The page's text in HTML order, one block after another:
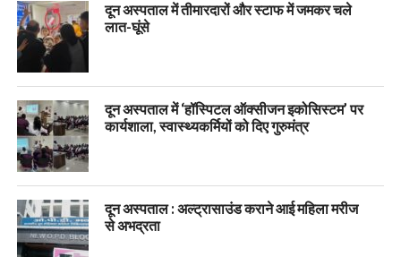
दून अस्पताल में तीमारदारों और स्टाफ में जमकर चले
लात-घूंसे
दून अस्पताल में ‘हॉस्पिटल ऑक्सीजन इकोसिस्टम’ पर
कार्यशाला, स्वास्थ्यकर्मियों को दिए गुरुमंत्र
दून अस्पताल : अल्ट्रासाउंड कराने आई महिला मरीज
से अभद्रता